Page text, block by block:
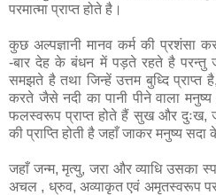
परमात्मा प्राप्त होते है।
कुछ अल्पज्ञानी मानव कर्म की प्रशंसा
-बार देह के बंधन में पड़ते रहते है परन्तु
समझते है तथा जिन्हें उत्तम बुध्दि प्राप्त
करते जैसे नदी का पानी पीने वाला
फलस्वरूप प्राप्त होते हैं सुख और दुःख,
की प्राप्ति होती है जहाँ जाकर मनुष्य
जहाँ जन्म, मृत्यु, जरा और व्याधि उसका
अचल , ध्रुव, अव्याकृत एवं अमृतस्वरूप